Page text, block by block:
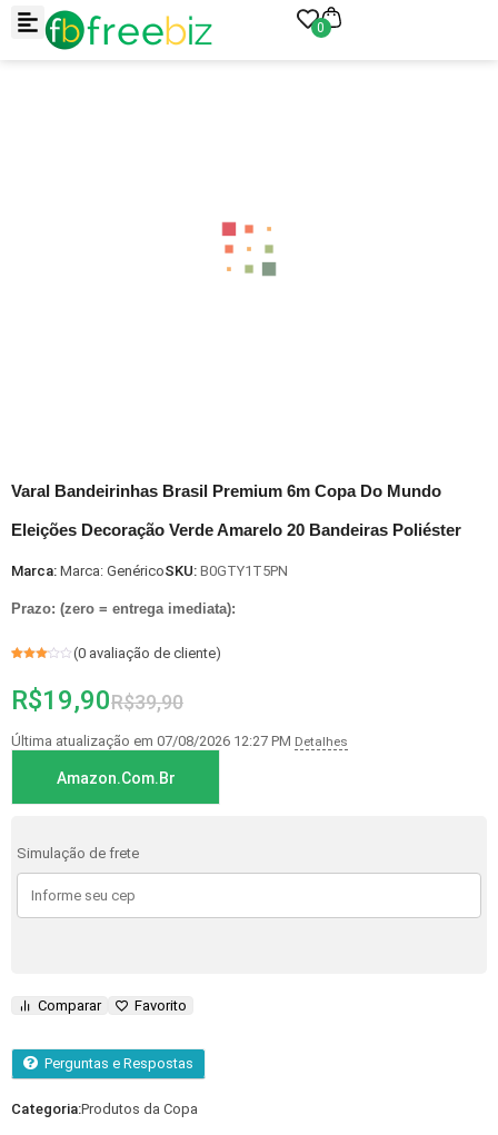
0
Varal Bandeirinhas Brasil Premium 6m Copa Do Mundo
Eleições Decoração Verde Amarelo 20 Bandeiras Poliéster
Marca: Marca: GenéricoSKU: B0GTY1T5PN
Prazo: (zero = entrega imediata):
de 5,
com
baseado
avaliação
de
(0 avaliação de cliente)
R$39,90
R$19,90
Última atualização em 07/08/2026 12:27 PM Detalhes
Amazon.com.br
Simulação de frete
Comparar Favorito
Perguntas e Respostas
Categoria:Produtos da Copa